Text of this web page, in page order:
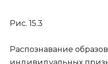
Рис. 15.3
Распознавание
индивидуальных